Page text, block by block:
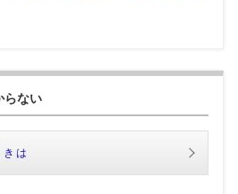
らない
きは